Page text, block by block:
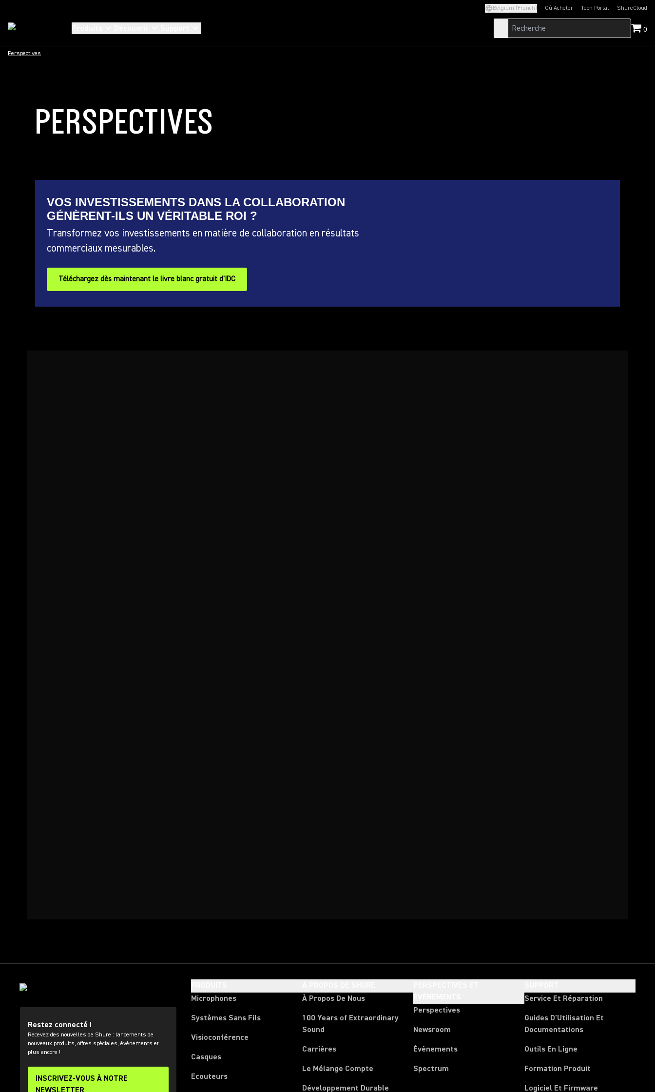
Belgium (French) Où Acheter Tech Portal
(Opens in a new tab)ShureCloud
(Opens in a new
0
Perspectives
PERSPECTIVES
VOS INVESTISSEMENTS DANS LA COLLABORATION
GÉNÈRENT-ILS UN VÉRITABLE ROI ?
Transformez vos investissements en matière de collaboration en résultats
commerciaux mesurables.
Téléchargez dès maintenant le livre blanc gratuit d'IDC
Restez connecté !
Recevez des nouvelles de Shure : lancements de
nouveaux produits, offres spéciales, événements et
plus encore !
INSCRIVEZ-VOUS À NOTRE
NEWSLETTER
Microphones
Systèmes Sans Fils
Visioconférence
Casques
Ecouteurs
À Propos De Nous
100 Years of Extraordinary
Sound
Carrières
Le Mélange Compte
Développement Durable
Perspectives
Newsroom
Évènements
Spectrum
Service Et Réparation
Guides D'Utilisation Et
Documentations
Outils En Ligne
Formation Produit
Logiciel Et Firmware